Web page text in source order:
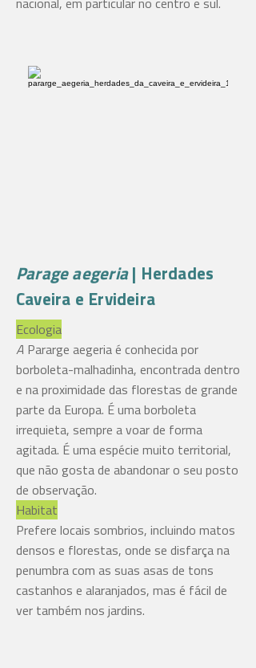
Parage aegeria| Herdades
Caveira e Ervideira
Ecologia
A Pararge aegeriaé conhecida por
borboleta-malhadinha, encontrada dentro
e na proximidade das florestas de grande
parte da Europa. É uma borboleta
irrequieta, sempre a voar de forma
agitada. É uma espécie muito territorial,
que não gosta de abandonar o seu posto
de observação.
Habitat
Prefere locais sombrios, incluindo matos
densos e florestas, onde se disfarça na
penumbra com as suas asas de tons
castanhos e alaranjados, mas é fácil de
ver também nos jardins.